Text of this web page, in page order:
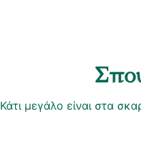
Κάτι μεγάλο είναι στα